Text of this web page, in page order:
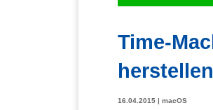
Time-
herstellen
16.04.2015 | macOS